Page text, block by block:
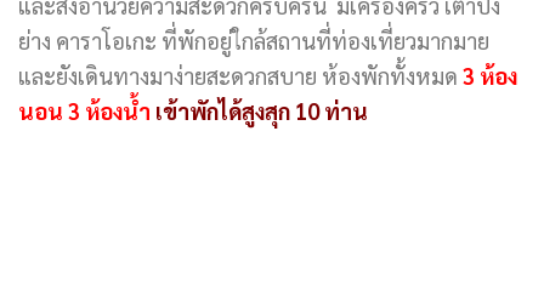
ย่าง คาราโอเกะ ที่พักอยู่ใกล้สถานที่ท่องเที่ยวมากมาย
และยังเดินทางมาง่ายสะดวกสบาย ห้องพักทั้งหมด 3 ห้อง
นอน 3 ห้องน้ำ เข้าพักได้สูงสุก 10 ท่าน